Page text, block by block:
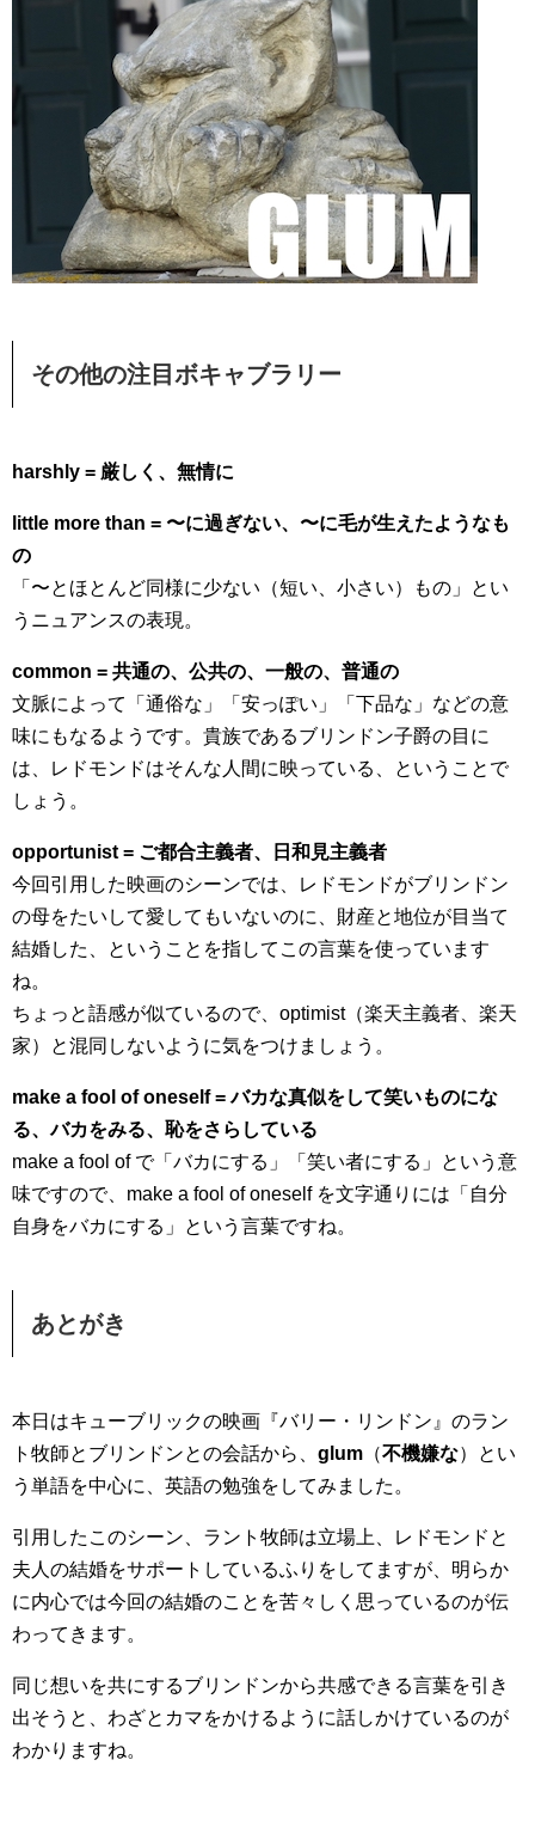
その他の注目ボキャブラリー
harshly = 厳しく、無情に
little more than = 〜に過ぎない、〜に毛が生えたようなも
の
「〜とほとんど同様に少ない（短い、小さい）もの」とい
うニュアンスの表現。
common = 共通の、公共の、一般の、普通の
文脈によって「通俗な」「安っぽい」「下品な」などの意
味にもなるようです。貴族であるブリンドン子爵の目に
は、レドモンドはそんな人間に映っている、ということで
しょう。
opportunist = ご都合主義者、日和見主義者
今回引用した映画のシーンでは、レドモンドがブリンドン
の母をたいして愛してもいないのに、財産と地位が目当て
結婚した、ということを指してこの言葉を使っています
ね。
ちょっと語感が似ているので、optimist（楽天主義者、楽天
家）と混同しないように気をつけましょう。
make a fool of oneself = バカな真似をして笑いものにな
る、バカをみる、恥をさらしている
make a fool of で「バカにする」「笑い者にする」という意
味ですので、make a fool of oneself を文字通りには「自分
自身をバカにする」という言葉ですね。
あとがき
本日はキューブリックの映画『バリー・リンドン』のラン
ト牧師とブリンドンとの会話から、 glum （不機嫌な）とい
う単語を中心に、英語の勉強をしてみました。
引用したこのシーン、ラント牧師は立場上、レドモンドと
夫人の結婚をサポートしているふりをしてますが、明らか
に内心では今回の結婚のことを苦々しく思っているのが伝
わってきます。
同じ想いを共にするブリンドンから共感できる言葉を引き
出そうと、わざとカマをかけるように話しかけているのが
わかりますね。